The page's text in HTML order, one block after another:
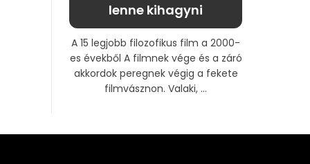
lenne kihagyni
A 15 legjobb filozofikus film a 2000-
es évekből A filmnek vége és a záró
akkordok peregnek végig a fekete
filmvásznon. Valaki, ...